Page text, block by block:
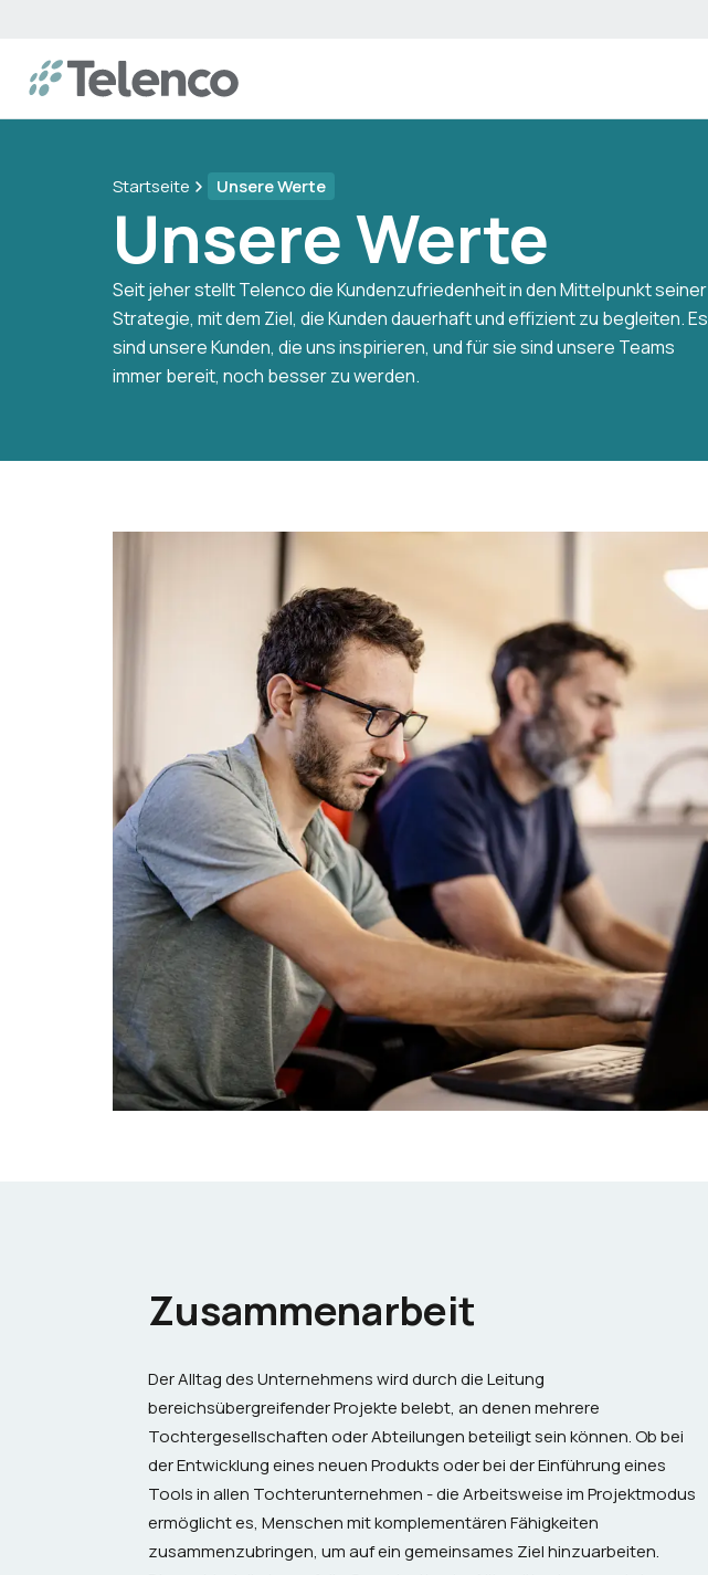
Startseite Unsere Werte
Unsere Werte
Seit jeher stellt Telenco die Kundenzufriedenheit in den Mittelpunkt seiner
Strategie, mit dem Ziel, die Kunden dauerhaft und effizient zu begleiten. Es
sind unsere Kunden, die uns inspirieren, und für sie sind unsere Teams
immer bereit, noch besser zu werden.
Zusammenarbeit
Der Alltag des Unternehmens wird durch die Leitung
bereichsübergreifender Projekte belebt, an denen mehrere
Tochtergesellschaften oder Abteilungen beteiligt sein können. Ob bei
derEntwicklung eines neuen Produktsoder bei der Einführung eines
Tools in allen Tochterunternehmen - die Arbeitsweise im Projektmodus
ermöglicht es, Menschen mit komplementären Fähigkeiten
zusammenzubringen, um auf ein gemeinsames Ziel hinzuarbeiten.